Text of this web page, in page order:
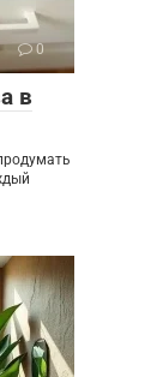
0
в